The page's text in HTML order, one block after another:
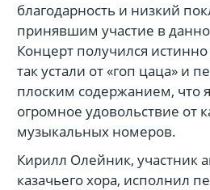
благодарность и низкий
принявшим участие в
Концерт получился
так устали от «гоп цаца» и
плоским содержанием, что
огромное удовольствие от
музыкальных номеров.
Кирилл Олейник, участник
казачьего хора, исполнил